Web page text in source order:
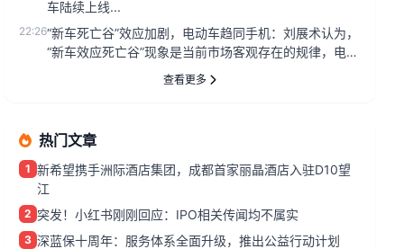
车陆续上线...
22:26“新车死亡谷”效应加剧，电动车趋同手机：刘展术认为，
“新车效应死亡谷”现象是当前市场客观存在的规律，电动
查看更多
热门文章
1 新希望携手洲际酒店集团，成都首家丽晶酒店入驻D10望
江
2 突发！小红书刚刚回应：IPO相关传闻均不属实
3 深蓝保十周年：服务体系全面升级，推出公益行动计划